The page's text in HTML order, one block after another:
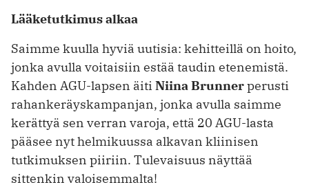
Lääketutkimus alkaa
Saimme kuulla hyviä uutisia: kehitteillä on hoito,
jonka avulla voitaisiin estää taudin etenemistä.
Kahden AGU-lapsen äiti Niina Brunnerperusti
rahankeräyskampanjan, jonka avulla saimme
kerättyä sen verran varoja, että 20 AGU-lasta
pääsee nyt helmikuussa alkavan kliinisen
tutkimuksen piiriin. Tulevaisuus näyttää
sittenkin valoisemmalta!